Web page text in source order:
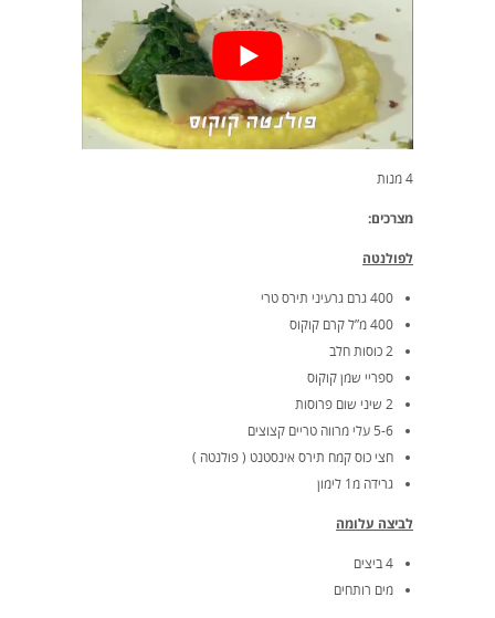
4 מנות
מצרכים:
לפולנטה
400 גרם גרעיני תירס טרי
400 מ”ל קרם קוקוס
2 כוסות חלב
ספריי שמן קוקוס
2 שיני שום פרוסות
5-6 עלי מרווה טריים קצוצים
חצי כוס קמח תירס אינסטנט ( פולנטה )
גרידה מ1 לימון
לביצה עלומה
4 ביצים
מים רותחים